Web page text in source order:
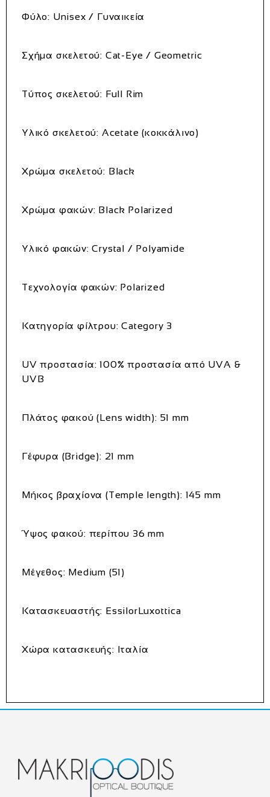
Φύλο: Unisex / Γυναικεία
Σχήμα σκελετού: Cat-Eye / Geometric
Τύπος σκελετού: Full Rim
Υλικό σκελετού: Acetate (κοκκάλινο)
Χρώμα σκελετού: Black
Χρώμα φακών: Black Polarized
Υλικό φακών: Crystal / Polyamide
Τεχνολογία φακών: Polarized
Κατηγορία φίλτρου: Category 3
UV προστασία: 100% προστασία από UVA &
UVB
Πλάτος φακού (Lens width): 51 mm
Γέφυρα (Bridge): 21 mm
Μήκος βραχίονα (Temple length): 145 mm
Ύψος φακού: περίπου 36 mm
Μέγεθος: Medium (51)
Κατασκευαστής: EssilorLuxottica
Χώρα κατασκευής: Ιταλία